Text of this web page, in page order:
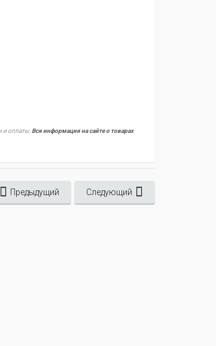
и оплаты.Вся информация на сайте о товарах
Предыдущий Следующий